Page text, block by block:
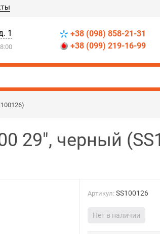
1
+38 (098) 858-21-31
+38 (099) 219-16-99
29", черный
Артикул: SS100126
Нет в наличии